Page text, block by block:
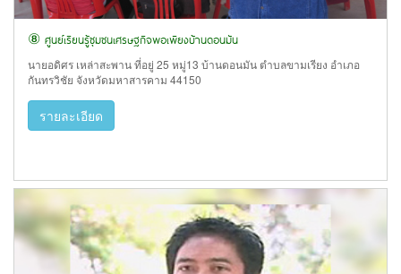
⑧ ศูนย์เรียนรู้ชุมชนเศรษฐกิจพอเพียงบ้านดอนมัน
นายอดิศร เหล่าสะพาน ที่อยู่ 25 หมู่13 บ้านดอนมัน ตำบลขามเรียง อำเภอ
กันทรวิชัย จังหวัดมหาสารคาม 44150
รายละเอียด